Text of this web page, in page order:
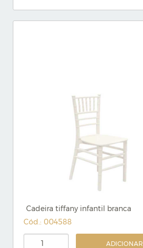
Cadeira tiffany infantil branca
Cód.: 004588
ADICIONAR